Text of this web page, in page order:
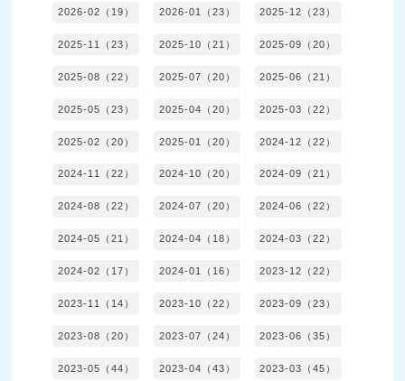
2026-02（19） 2026-01（23） 2025-12（23）
2025-11（23） 2025-10（21） 2025-09（20）
2025-08（22） 2025-07（20） 2025-06（21）
2025-05（23） 2025-04（20） 2025-03（22）
2025-02（20） 2025-01（20） 2024-12（22）
2024-11（22） 2024-10（20） 2024-09（21）
2024-08（22） 2024-07（20） 2024-06（22）
2024-05（21） 2024-04（18） 2024-03（22）
2024-02（17） 2024-01（16） 2023-12（22）
2023-11（14） 2023-10（22） 2023-09（23）
2023-08（20） 2023-07（24） 2023-06（35）
2023-05（44） 2023-04（43） 2023-03（45）